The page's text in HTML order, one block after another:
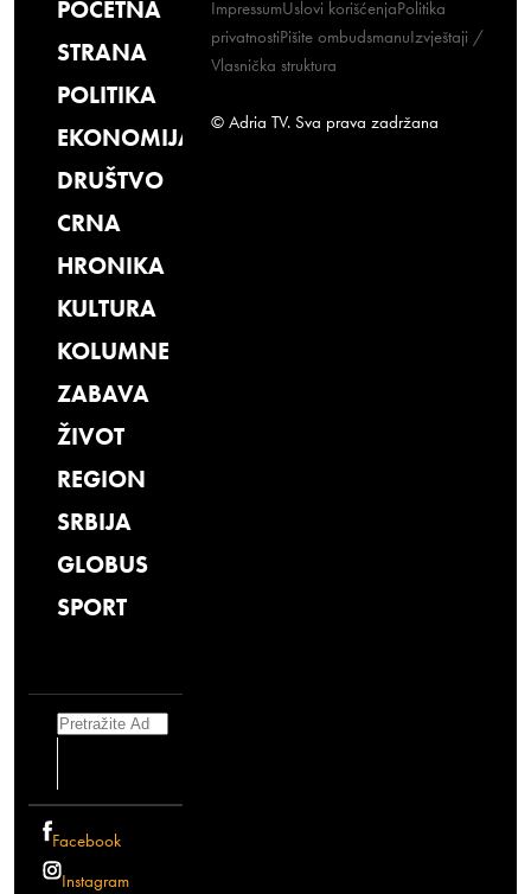
POČETNA
STRANA
POLITIKA
EKONOMIJA
DRUŠTVO
CRNA
HRONIKA
KULTURA
KOLUMNE
ZABAVA
ŽIVOT
REGION
SRBIJA
GLOBUS
SPORT
Search
Facebook
Instagram
ImpressumUslovi korišćenjaPolitika
privatnostiPišite ombudsmanuIzvještaji /
Vlasnička struktura
© Adria TV. Sva prava zadržana